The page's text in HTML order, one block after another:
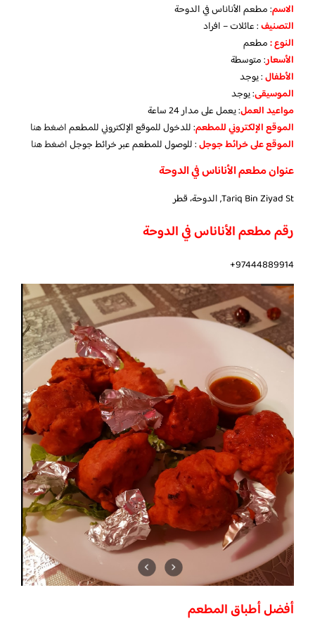
الاسم: مطعم الأناناس في الدوحة
التصنيف: عائلات – افراد
النوع :مطعم
الأسعار:متوسطة
الأطفال:يوجد
الموسيقى:يوجد
مواعيد العمل: يعمل على مدار 24 ساعة
الموقع الإلكتروني للمطعم: للدخول للموقع الإلكتروني للمطعماضغط هنا
الموقع على خرائط جوجل: للوصول للمطعم عبر خرائط جوجلاضغط هنا
عنوان مطعم الأناناس في الدوحة
Tariq Bin Ziyad St, الدوحة، قطر
رقم مطعم الأناناس في الدوحة
97444889914+
أفضل أطباق المطعم